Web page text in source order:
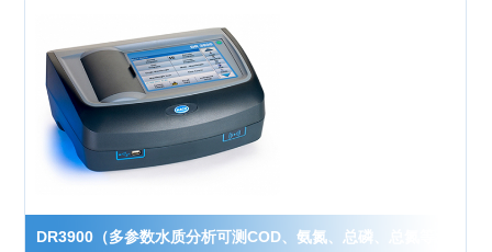
DR3900（多参数水质分析可测COD、氨氮、总磷、总氮等参